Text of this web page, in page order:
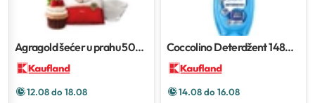
Agragold šećer u prahu500
12.08 do 18.08
Coccolino Deterdžent1480
14.08 do 16.08